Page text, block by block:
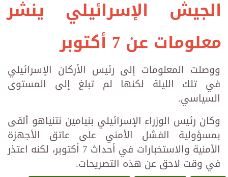
الجيش الإسرائيلي ينشر
معلومات عن 7 أكتوبر
ووصلت المعلومات إلى رئيس الأركان الإسرائيلي
في تلك الليلة لكنها لم تبلغ إلى المستوى
السياسي.
وكان رئيس الوزراء الإسرائيلي بنيامين نتنياهو ألقى
بمسؤولية الفشل الأمني على عاتق الأجهزة
الأمنية والاستخبارات في أحداث 7 أكتوبر، لكنه اعتذر
في وقت لاحق عن هذه التصريحات.